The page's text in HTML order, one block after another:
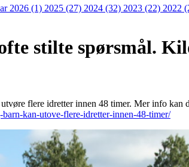
2026 (1) 2025 (27) 2024 (32) 2023 (22) 2022
stilte spørsmål.
flere idretter innen 48 timer. Mer info kan
kan-utove-flere-idretter-innen-48-timer/